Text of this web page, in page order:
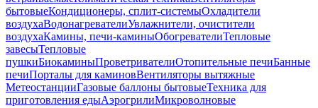
бытовыеКондиционеры, сплит-системыОхладители
воздухаВодонагревателиУвлажнители, очистители
воздухаКамины, печи-каминыОбогревателиТепловые
завесыТепловые
пушкиБиокаминыПроветривателиОтопительные печиБанные
печиПорталы для каминовВентиляторы вытяжные
МетеостанцииГазовые баллоны бытовыеТехника для
приготовления едыАэрогрилиМикроволновые